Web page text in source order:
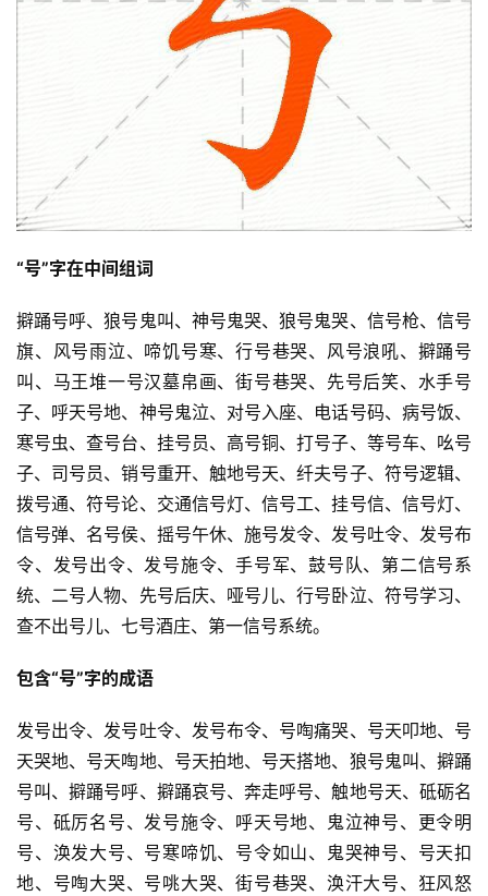
页
好
词
好
句
经
典
歌
词
今
词
常
用
贺
词
“号”字在中间组词
擗踊号呼、狼号鬼叫、神号鬼哭、狼号鬼哭、信号枪、信号
旗、风号雨泣、啼饥号寒、行号巷哭、风号浪吼、擗踊号
叫、马王堆一号汉墓帛画、街号巷哭、先号后笑、水手号
子、呼天号地、神号鬼泣、对号入座、电话号码、病号饭、
寒号虫、查号台、挂号员、高号铜、打号子、等号车、吆号
子、司号员、销号重开、触地号天、纤夫号子、符号逻辑、
拨号通、符号论、交通信号灯、信号工、挂号信、信号灯、
信号弹、名号侯、摇号午休、施号发令、发号吐令、发号布
令、发号出令、发号施令、手号军、鼓号队、第二信号系
统、二号人物、先号后庆、哑号儿、行号卧泣、符号学习、
查不出号儿、七号酒庄、第一信号系统。
包含“号”字的成语
发号出令、发号吐令、发号布令、号啕痛哭、号天叩地、号
天哭地、号天啕地、号天拍地、号天搭地、狼号鬼叫、擗踊
号叫、擗踊号呼、擗踊哀号、奔走呼号、触地号天、砥砺名
号、砥厉名号、发号施令、呼天号地、鬼泣神号、更令明
号、涣发大号、号寒啼饥、号令如山、鬼哭神号、号天扣
地、号啕大哭、号咷大哭、街号巷哭、涣汗大号、狂风怒